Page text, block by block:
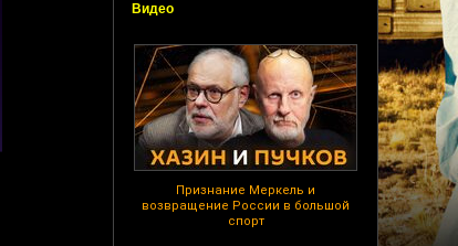
Видео
Признание Меркель и
возвращение России в большой
спорт